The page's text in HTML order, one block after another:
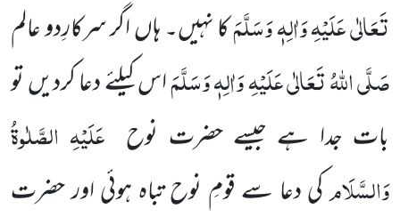
تَعَالٰی عَلَیْہِ وَاٰلِہٖ وَسَلَّمَکا نہیں۔ ہاں اگر سرکارِدو عالم
صَلَّی اللہُ تَعَالٰی عَلَیْہِ وَاٰلِہٖ وَسَلَّمَاس کیلئے دعا کردیں تو
بات جدا ہے جیسے حضرت نوح عَلَیْہِ الصَّلٰوۃُ
وَالسَّلَامکی دعا سے قومِ نوح تباہ ہوئی اور حضرت